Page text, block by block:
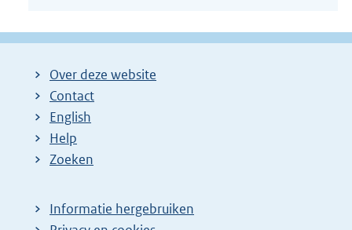
Over deze website
Contact
English
Help
Zoeken
Informatie hergebruiken